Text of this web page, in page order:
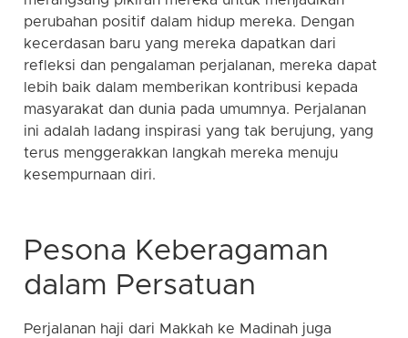
perubahan positif dalam hidup mereka. Dengan
kecerdasan baru yang mereka dapatkan dari
refleksi dan pengalaman perjalanan, mereka dapat
lebih baik dalam memberikan kontribusi kepada
masyarakat dan dunia pada umumnya. Perjalanan
ini adalah ladang inspirasi yang tak berujung, yang
terus menggerakkan langkah mereka menuju
kesempurnaan diri.
Pesona Keberagaman
dalam Persatuan
Perjalanan haji dari Makkah ke Madinah juga